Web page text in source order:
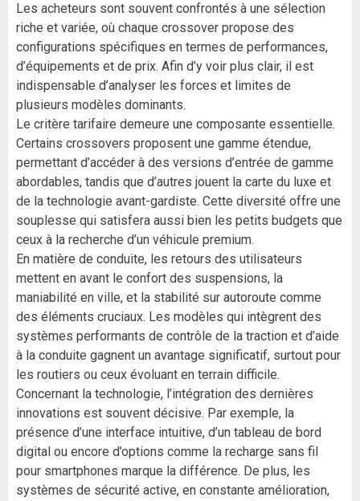
Les acheteurs sont souvent confrontés à une sélection
riche et variée, où chaque crossover propose des
configurations spécifiques en termes de performances,
d’équipements et de prix. Afin d’y voir plus clair, il est
indispensable d’analyser les forces et limites de
plusieurs modèles dominants.
Le critère tarifaire demeure une composante essentielle.
Certains crossovers proposent une gamme étendue,
permettant d’accéder à des versions d’entrée de gamme
abordables, tandis que d’autres jouent la carte du luxe et
de la technologie avant-gardiste. Cette diversité offre une
souplesse qui satisfera aussi bien les petits budgets que
ceux à la recherche d’un véhicule premium.
En matière de conduite, les retours des utilisateurs
mettent en avant le confort des suspensions, la
maniabilité en ville, et la stabilité sur autoroute comme
des éléments cruciaux. Les modèles qui intègrent des
systèmes performants de contrôle de la traction et d’aide
à la conduite gagnent un avantage significatif, surtout pour
les routiers ou ceux évoluant en terrain difficile.
Concernant la technologie, l’intégration des dernières
innovations est souvent décisive. Par exemple, la
présence d’une interface intuitive, d’un tableau de bord
digital ou encore d’options comme la recharge sans fil
pour smartphones marque la différence. De plus, les
systèmes de sécurité active, en constante amélioration,